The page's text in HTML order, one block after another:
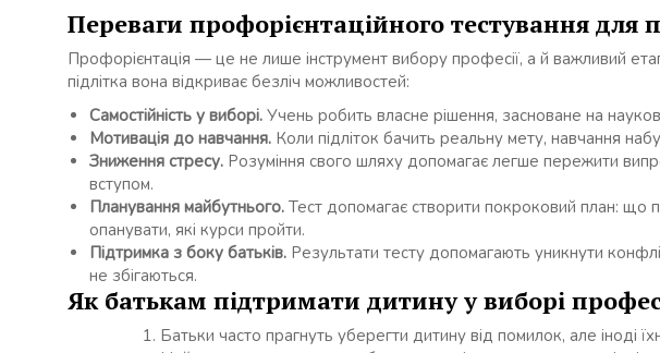
Переваги профорієнтаційного тестування для
Профорієнтація — це не лише інструмент вибору професії, а й важливий
підлітка вона відкриває безліч можливостей:
Самостійність у виборі. Учень робить власне рішення, засноване на
Мотивація до навчання. Коли підліток бачить реальну мету, навчання
Зниження стресу. Розуміння свого шляху допомагає легше пережити
вступом.
Планування майбутнього. Тест допомагає створити покроковий план: що
опанувати, які курси пройти.
Підтримка з боку батьків. Результати тесту допомагають уникнути
не збігаються.
Як батькам підтримати дитину у виборі
Батьки часто прагнуть уберегти дитину від помилок, але іноді